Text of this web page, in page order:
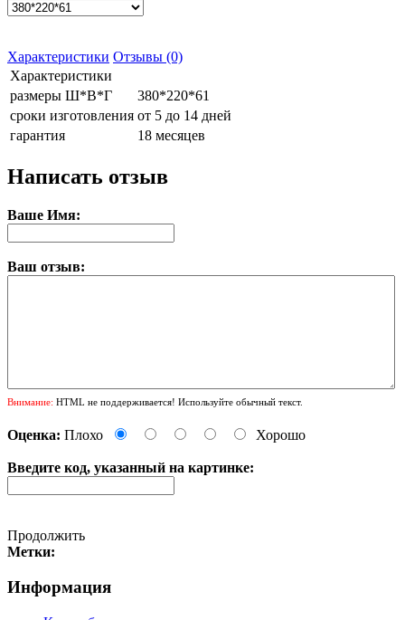
Характеристики Отзывы (0)
Характеристики
размеры Ш*В*Г
380*220*61
сроки изготовления от 5 до 14 дней
гарантия
18 месяцев
Написать отзыв
Ваше Имя:
Ваш отзыв:
Внимание: HTML не поддерживается! Используйте обычный текст.
Оценка: Плохо Хорошо
Введите код, указанный на картинке:
Продолжить
Метки:
Информация